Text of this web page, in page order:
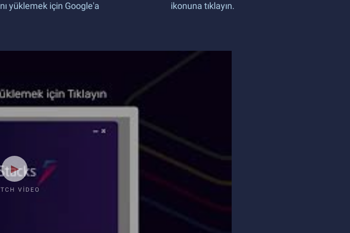
yüklemek için Google'a
ikonuna tıklayın.
VIDEO